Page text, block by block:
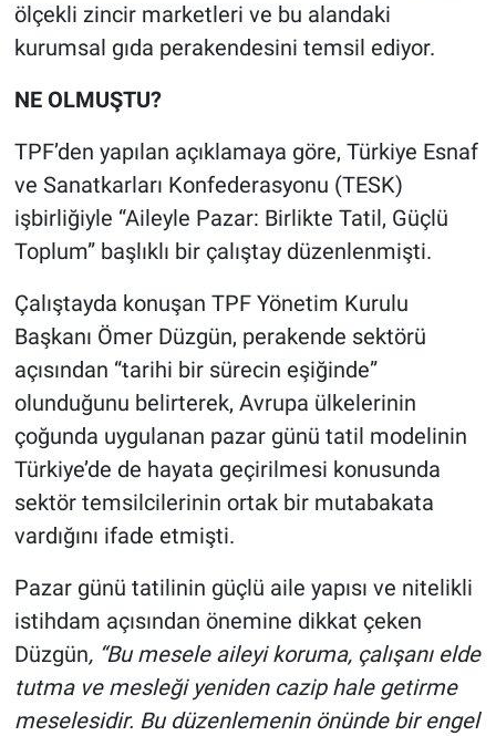
ölçekli zincir marketleri ve bu alandaki
kurumsal gıda perakendesini temsil ediyor.
NE OLMUŞTU?
TPF’den yapılan açıklamaya göre, Türkiye Esnaf
ve Sanatkarları Konfederasyonu (TESK)
işbirliğiyle “Aileyle Pazar: Birlikte Tatil, Güçlü
Toplum” başlıklı bir çalıştay düzenlenmişti.
Çalıştayda konuşan TPF Yönetim Kurulu
Başkanı Ömer Düzgün, perakende sektörü
açısından “tarihi bir sürecin eşiğinde”
olunduğunu belirterek, Avrupa ülkelerinin
çoğunda uygulanan pazar günü tatil modelinin
Türkiye’de de hayata geçirilmesi konusunda
sektör temsilcilerinin ortak bir mutabakata
vardığını ifade etmişti.
Pazar günü tatilinin güçlü aile yapısı ve nitelikli
istihdam açısından önemine dikkat çeken
Düzgün, “Bu mesele aileyi koruma, çalışanı elde
tutma ve mesleği yeniden cazip hale getirme
meselesidir. Bu düzenlemenin önünde bir engel